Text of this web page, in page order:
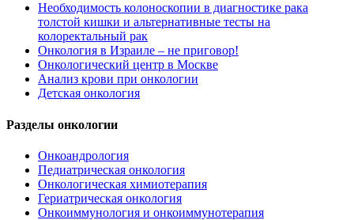
Необходимость колоноскопии в диагностике рака
толстой кишки и альтернативные тесты на
колоректальный рак
Онкология в Израиле – не приговор!
Онкологический центр в Москве
Анализ крови при онкологии
Детская онкология
Разделы онкологии
Онкоандрология
Педиатрическая онкология
Онкологическая химиотерапия
Гериатрическая онкология
Онкоиммунология и онкоиммунотерапия